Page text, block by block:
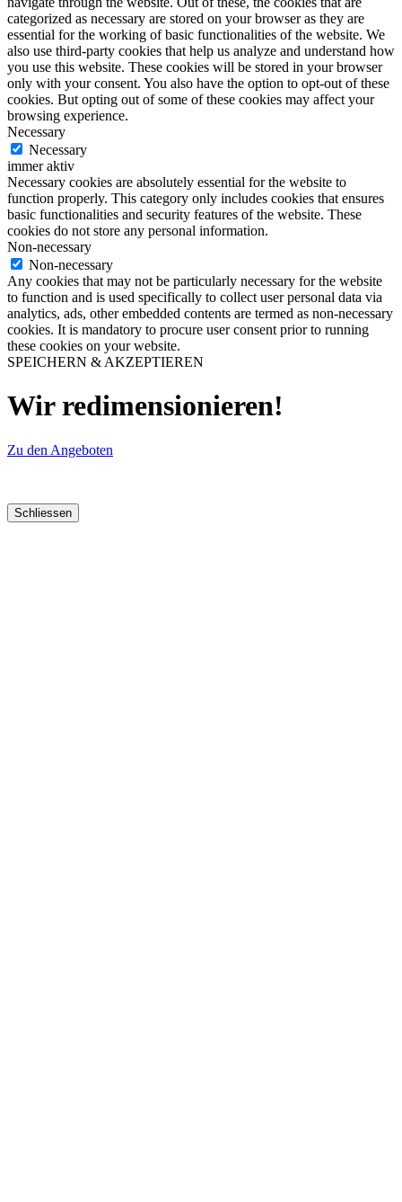
categorized as necessary are stored on your browser as they are
essential for the working of basic functionalities of the website. We
also use third-party cookies that help us analyze and understand how
you use this website. These cookies will be stored in your browser
only with your consent. You also have the option to opt-out of these
cookies. But opting out of some of these cookies may affect your
browsing experience.
Necessary
Necessary
immer aktiv
Necessary cookies are absolutely essential for the website to
function properly. This category only includes cookies that ensures
basic functionalities and security features of the website. These
cookies do not store any personal information.
Non-necessary
Non-necessary
Any cookies that may not be particularly necessary for the website
to function and is used specifically to collect user personal data via
analytics, ads, other embedded contents are termed as non-necessary
cookies. It is mandatory to procure user consent prior to running
these cookies on your website.
SPEICHERN & AKZEPTIEREN
Wir redimensionieren!
Zu den Angeboten
Schliessen